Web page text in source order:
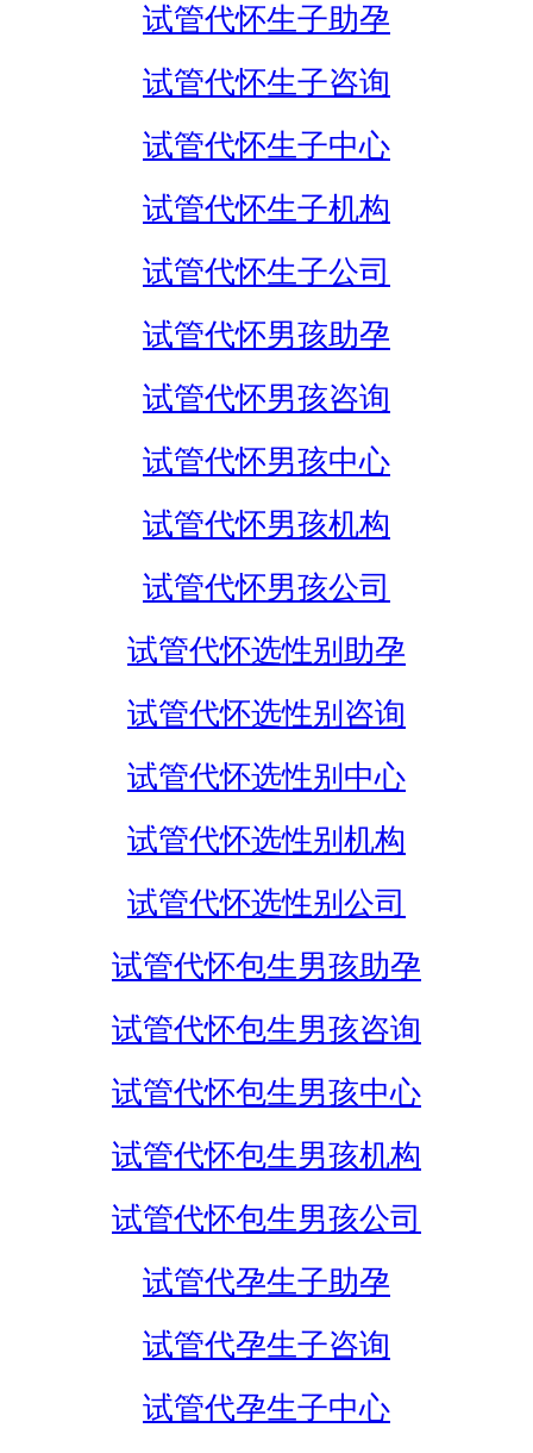
试管代怀生子助孕
试管代怀生子咨询
试管代怀生子中心
试管代怀生子机构
试管代怀生子公司
试管代怀男孩助孕
试管代怀男孩咨询
试管代怀男孩中心
试管代怀男孩机构
试管代怀男孩公司
试管代怀选性别助孕
试管代怀选性别咨询
试管代怀选性别中心
试管代怀选性别机构
试管代怀选性别公司
试管代怀包生男孩助孕
试管代怀包生男孩咨询
试管代怀包生男孩中心
试管代怀包生男孩机构
试管代怀包生男孩公司
试管代孕生子助孕
试管代孕生子咨询
试管代孕生子中心